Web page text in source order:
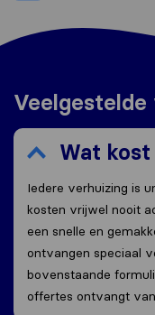
Veelgestelde
Wat
Iedere verhuizing is
kosten vrijwel nooit
een snelle en
ontvangen speciaal
bovenstaande
offertes ontvangt